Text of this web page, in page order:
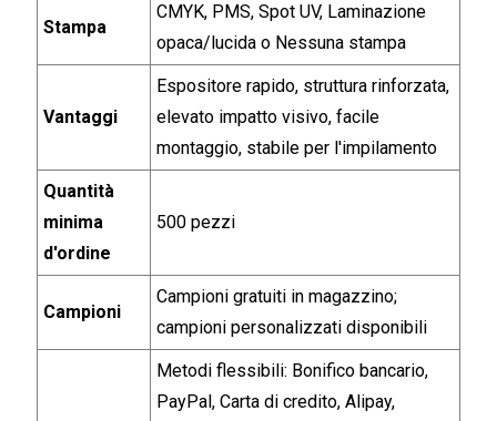
Stampa
CMYK, PMS, Spot UV, Laminazione
opaca/lucida o Nessuna stampa
Vantaggi
Espositore rapido, struttura rinforzata,
elevato impatto visivo, facile
montaggio, stabile per l'impilamento
Quantità
minima
d'ordine
500 pezzi
Campioni
Campioni gratuiti in magazzino;
campioni personalizzati disponibili
Metodi flessibili: Bonifico bancario,
PayPal, Carta di credito, Alipay,